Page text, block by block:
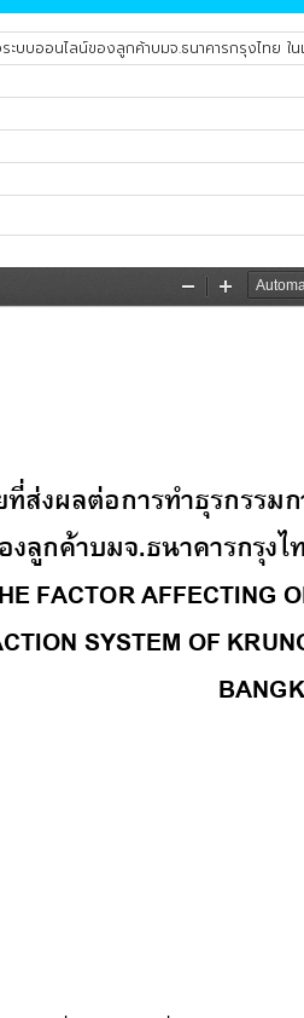
บบออนไลน์ของลูกค้าบมจ.ธนาคารกรุงไทย ใ